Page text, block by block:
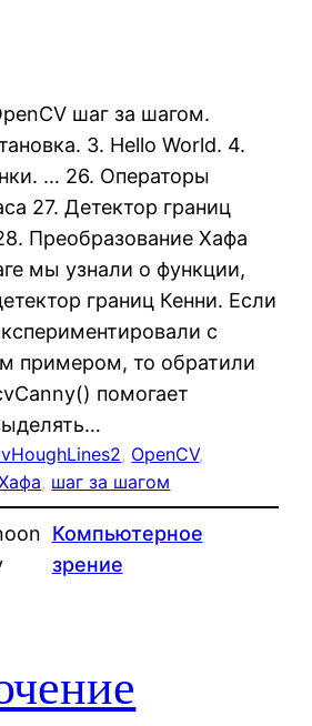
шаг за шагом.
3. Hello World. 4.
… 26. Операторы
27. Детектор границ
Преобразование Хафа
мы узнали о функции,
границ Кенни. Если
с
примером, то обратили
помогает
, OpenCV
, шаг за шагом
Компьютерное
зрение